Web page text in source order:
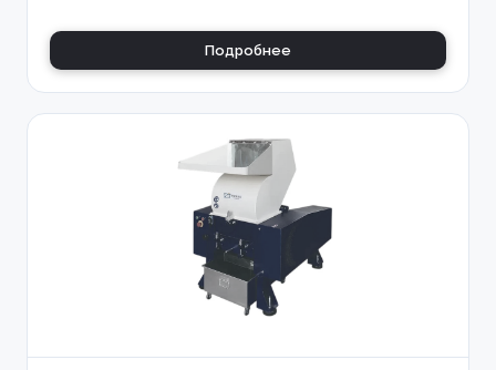
Подробнее